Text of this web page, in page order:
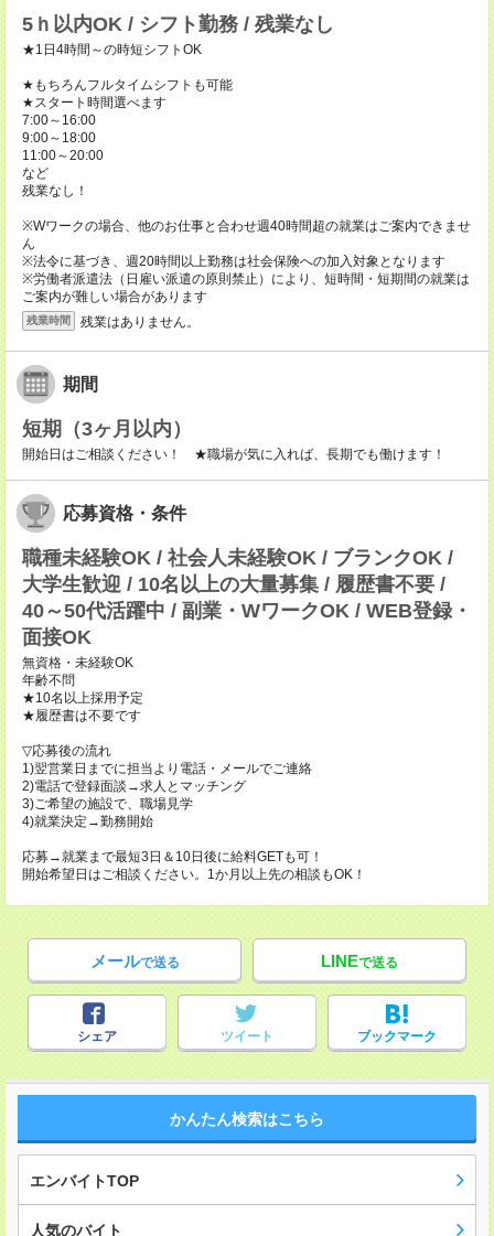
5ｈ以内OK / シフト勤務 / 残業なし
★1日4時間～の時短シフトOK
★もちろんフルタイムシフトも可能
★スタート時間選べます
7:00～16:00
9:00～18:00
11:00～20:00
など
残業なし！
※Wワークの場合、他のお仕事と合わせ週40時間超の就業はご案内できませ
ん
※法令に基づき、週20時間以上勤務は社会保険への加入対象となります
※労働者派遣法（日雇い派遣の原則禁止）により、短時間・短期間の就業は
ご案内が難しい場合があります
残業時間 残業はありません。
期間
短期（3ヶ月以内）
開始日はご相談ください！ ★職場が気に入れば、長期でも働けます！
応募資格・条件
職種未経験OK / 社会人未経験OK / ブランクOK /
大学生歓迎 / 10名以上の大量募集 / 履歴書不要 /
40～50代活躍中 / 副業・WワークOK / WEB登録・
面接OK
無資格・未経験OK
年齢不問
★10名以上採用予定
★履歴書は不要です
▽応募後の流れ
1)翌営業日までに担当より電話・メールでご連絡
2)電話で登録面談→求人とマッチング
3)ご希望の施設で、職場見学
4)就業決定→勤務開始
応募→就業まで最短3日＆10日後に給料GETも可！
開始希望日はご相談ください。1か月以上先の相談もOK！
メールで送る LINEで送る
シェア ツイート ブックマーク
かんたん検索はこちら
エンバイトTOP
人気のバイト